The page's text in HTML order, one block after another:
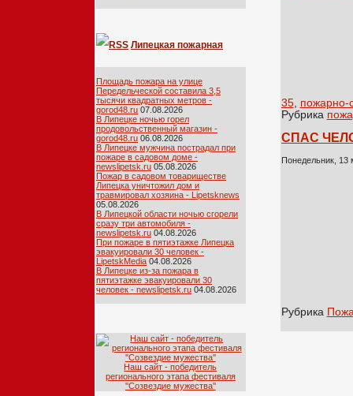
Липецкая пожарная
Площадь пожара на улице
Передельческой составила 3,5
тысячи квадратных метров -
gorod48.ru 07.08.2026
В Липецке ночью горел
продовольственный магазин -
gorod48.ru 06.08.2026
В Липецке мужчина пострадал при
пожаре в садовом доме -
newslipetsk.ru 05.08.2026
Пожар в садовом товариществе
Липецка уничтожил дом и
травмировал хозяина - Lipetsknews
05.08.2026
В Липецкой области ночью сгорели
сразу три автомобиля -
newslipetsk.ru 04.08.2026
При пожаре в пятиэтажке Липецка
эвакуировали 30 человек -
LipetskMedia 04.08.2026
В Липецке из-за пожара в
пятиэтажке эвакуировали 30
человек - newslipetsk.ru 04.08.2026
Наш сайт - победитель
регионального этапа фестиваля
''Созвездие мужества''
35, пожарно-
Рубрика
СПАС
Понедельник, 13
Рубрика